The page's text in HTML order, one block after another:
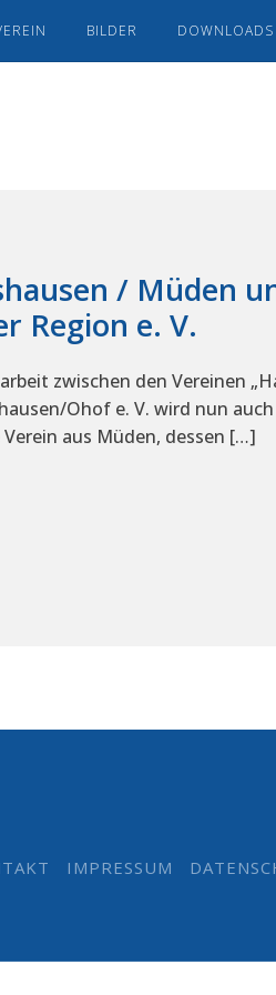
BILDER DOWNLOADS
/ Müden
Region e. V.
zwischen den Vereinen
Ohof e. V. wird nun
aus Müden, dessen […]
IMPRESSUM